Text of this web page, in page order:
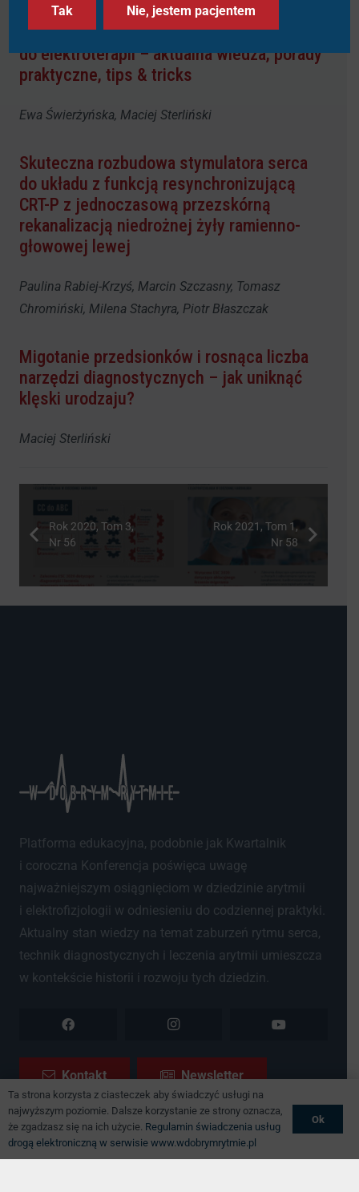
Rezonans magnetyczny u pacjentów
z implantowanymi urządzeniami
do elektroterapii – aktualna wiedza, porady
praktyczne, tips & tricks
Ewa Świerżyńska, Maciej Sterliński
Skuteczna rozbudowa stymulatora serca
do układu z funkcją resynchronizującą
CRT-P z jednoczasową przezskórną
rekanalizacją niedrożnej żyły ramienno-
głowowej lewej
Paulina Rabiej-Krzyś, Marcin Szczasny, Tomasz
Chromiński, Milena Stachyra, Piotr Błaszczak
Migotanie przedsionków i rosnąca liczba
narzędzi diagnostycznych – jak uniknąć
klęski urodzaju?
Maciej Sterliński
Rok 2020, Tom 3,
Nr 56
Rok 2021, Tom 1,
Nr 58
Platforma edukacyjna, podobnie jak Kwartalnik
i coroczna Konferencja poświęca uwagę
najważniejszym osiągnięciom w dziedzinie arytmii
i elektrofizjologii w odniesieniu do codziennej praktyki.
Aktualny stan wiedzy na temat zaburzeń rytmu serca,
technik diagnostycznych i leczenia arytmii umieszcza
w kontekście historii i rozwoju tych dziedzin.
Kontakt Newsletter
Tak Nie, jestem pacjentem
Ta strona korzysta z ciasteczek aby świadczyć usługi na
najwyższym poziomie. Dalsze korzystanie ze strony oznacza,
że zgadzasz się na ich użycie. Regulamin świadczenia usług
drogą elektroniczną w serwisie www.wdobrymrytmie.pl
Ok